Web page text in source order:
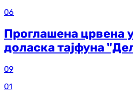
06
Проглашена црвена
доласка тајфуна
09
01